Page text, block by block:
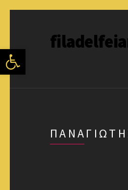
Ανοίξτε τη γραμμή εργαλείων